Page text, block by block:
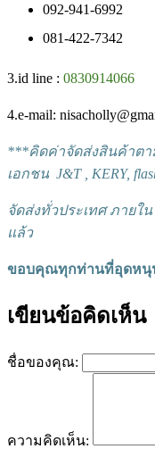
092-941-6992
081-422-7342
3.id line : 0830914066
4.e-mail:
***คิดค่าจัดส่งสินค้าต
เอกชน J&T , KERY,
จัดส่งทั่วประเทศ ภายใ
แล้ว
ขอบคุณทุกท่านที่อุดหนุ
เขียนข้อคิดเห็น
ชื่อของคุณ:
ความคิดเห็น: